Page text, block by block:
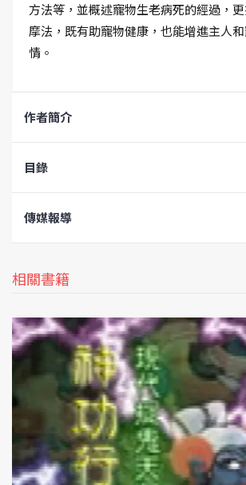
方法等，並概述寵物生老病死的經過，
摩法，既有助寵物健康，也能增進主人
情。
作者簡介
目錄
傳媒報導
相關書籍